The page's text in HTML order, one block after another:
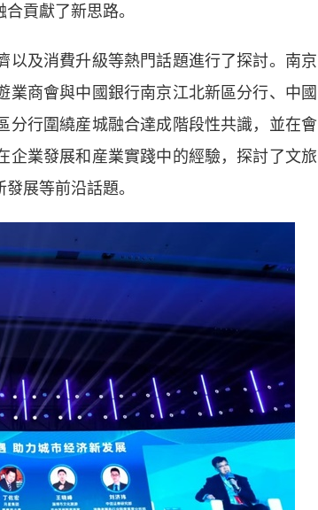
貢獻了新思路。
及消費升級等熱門話題進行了探討。南京
商會與中國銀行南京江北新區分行、中國
分行圍繞産城融合達成階段性共識，並在會
企業發展和産業實踐中的經驗，探討了文旅
展等前沿話題。